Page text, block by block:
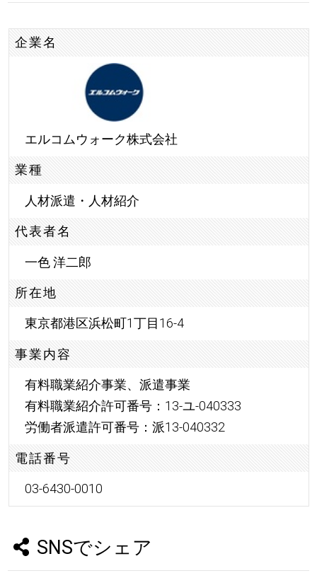
企業名
エルコムウォーク株式会社
業種
人材派遣・人材紹介
代表者名
一色 洋二郎
所在地
東京都港区浜松町1丁目16-4
事業内容
有料職業紹介事業、派遣事業
有料職業紹介許可番号：13-ユ-040333
労働者派遣許可番号：派13-040332
電話番号
03-6430-0010
SNSでシェア